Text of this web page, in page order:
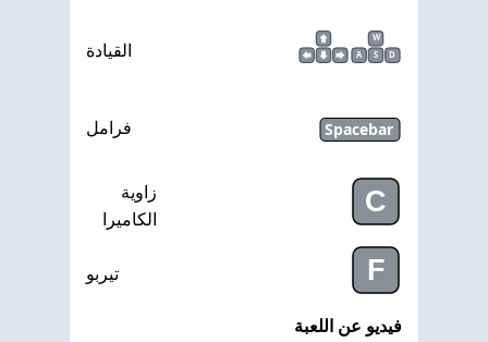
W
A
S D القيادة
Spacebar فرامل
C
زاوية
الكاميرا
F تيربو
فيديو عن اللعبة